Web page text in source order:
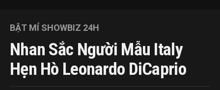
BẬT MÍ SHOWBIZ 24H
Nhan Sắc Người Mẫu Italy
Hẹn Hò Leonardo DiCaprio